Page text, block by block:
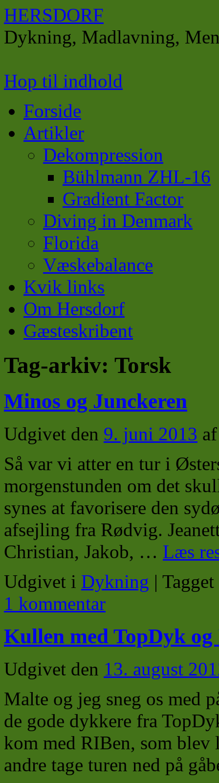
HERSDORF
Dykning, Madlavning,
Hop til indhold
Forside
Artikler
Dekompression
Bühlmann ZHL-16
Gradient Factor
Diving in Denmark
Florida
Væskebalance
Kvik links
Om Hersdorf
Gæsteskribent
Tag-arkiv: Torsk
Minos og Junckeren
Udgivet den 9. juni 2013 af
Så var vi atter en tur i
morgenstunden om det
synes at favorisere den
afsejling fra Rødvig.
Christian, Jakob, … Læs
Udgivet i Dykning | Tagget
1 kommentar
Kullen med TopDyk
Udgivet den 13. august
Malte og jeg sneg os med
de gode dykkere fra
kom med RIBen, som
andre tage turen ned på